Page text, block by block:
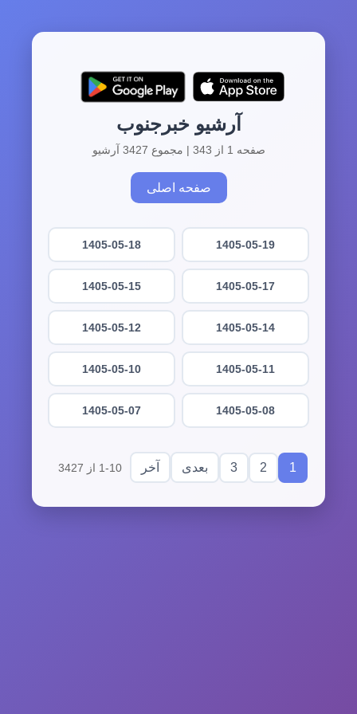
آرشیو خبرجنوب
صفحه 1 از 343 | مجموع 3427 آرشیو
صفحه اصلی
1405-05-19
1405-05-18
1405-05-17
1405-05-15
1405-05-14
1405-05-12
1405-05-11
1405-05-10
1405-05-08
1405-05-07
1
2
3 بعدی آخر 1-10 از 3427